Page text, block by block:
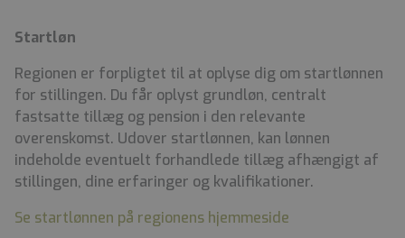
Startløn
Regionen er forpligtet til at oplyse dig om startlønnen
for stillingen. Du får oplyst grundløn, centralt
fastsatte tillæg og pension i den relevante
overenskomst. Udover startlønnen, kan lønnen
indeholde eventuelt forhandlede tillæg afhængigt af
stillingen, dine erfaringer og kvalifikationer.
Se startlønnen på regionens hjemmeside